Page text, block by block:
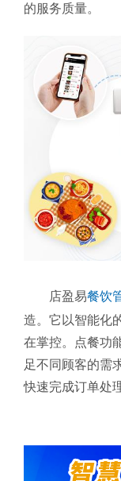
的服务质量。
店盈易餐饮
造。它以智能化
在掌控。点餐功
足不同顾客的需
快速完成订单处